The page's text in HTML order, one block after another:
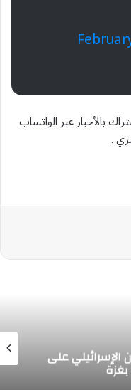
بالأخبار عبر الواتساب
.
الإسرائيلي على